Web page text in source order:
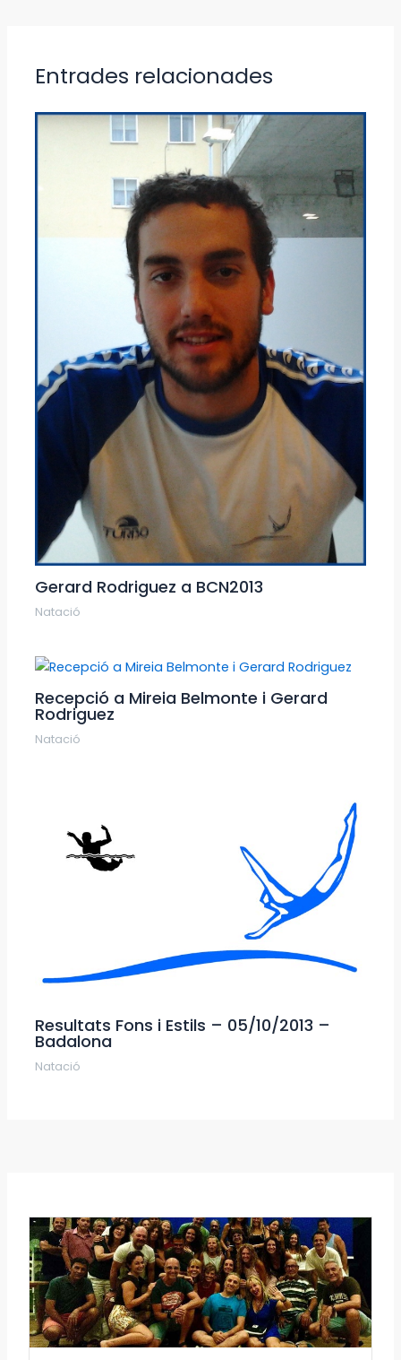
Entrades relacionades
Gerard Rodriguez a BCN2013
Natació
Recepció a Mireia Belmonte i Gerard
Rodriguez
Natació
Resultats Fons i Estils – 05/10/2013 –
Badalona
Natació